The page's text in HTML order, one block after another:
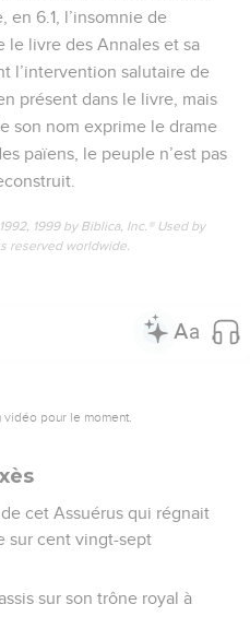
en 6.1, l’insomnie de
le livre des Annales et sa
l’intervention salutaire de
présent dans le livre, mais
son nom exprime le drame
païens, le peuple n’est pas
1999 by Biblica, Inc.® Used by
reserved worldwide.
pour le moment.
cet Assuérus qui régnait
sur cent vingt-sept
sur son trône royal à